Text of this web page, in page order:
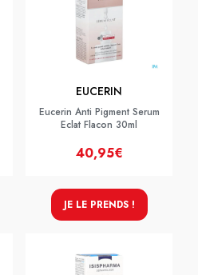
EUCERIN
Eucerin Anti Pigment Serum
Eclat Flacon 30ml
40,95€
JE LE PRENDS !